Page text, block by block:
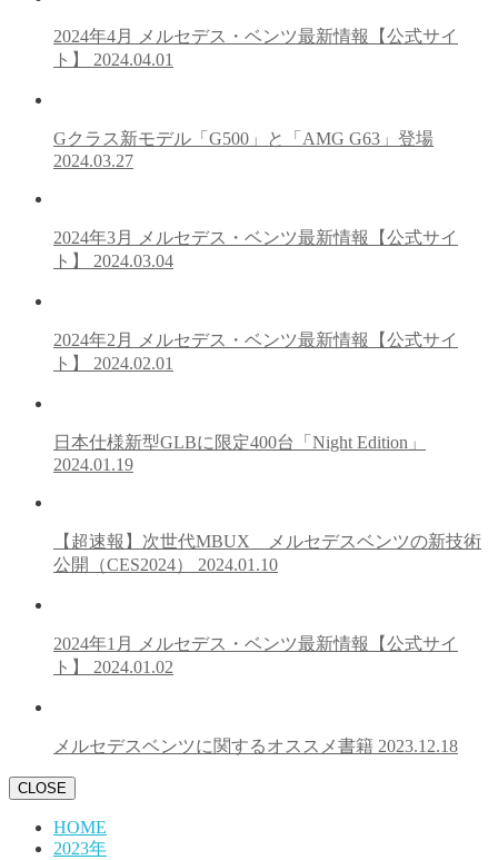
2024年4月 メルセデス・ベンツ最新情報【公式サイ
ト】 2024.04.01
Gクラス新モデル「G500」と「AMG G63」登場
2024.03.27
2024年3月 メルセデス・ベンツ最新情報【公式サイ
ト】 2024.03.04
2024年2月 メルセデス・ベンツ最新情報【公式サイ
ト】 2024.02.01
日本仕様新型GLBに限定400台「Night Edition」
2024.01.19
【超速報】次世代MBUX メルセデスベンツの新技術
公開（CES2024） 2024.01.10
2024年1月 メルセデス・ベンツ最新情報【公式サイ
ト】 2024.01.02
メルセデスベンツに関するオススメ書籍 2023.12.18
CLOSE
HOME
2023年